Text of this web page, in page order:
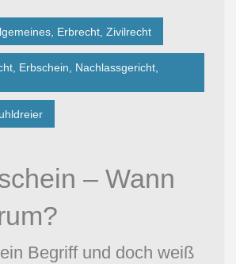
Erbrecht Zivilrecht
Erbschein Nachlassgericht
– Wann
Begriff und doch weiß